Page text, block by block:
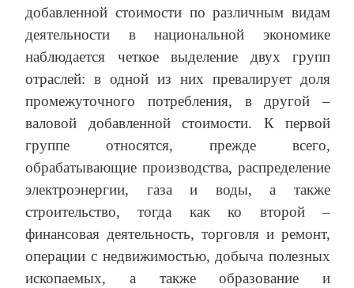
добавленной стоимости по различным видам
деятельности в национальной экономике
наблюдается четкое выделение двух групп
отраслей: в одной из них превалирует доля
промежуточного потребления, в другой –
валовой добавленной стоимости. К первой
группе относятся, прежде всего,
обрабатывающие производства, распределение
электроэнергии, газа и воды, а также
строительство, тогда как ко второй –
финансовая деятельность, торговля и ремонт,
операции с недвижимостью, добыча полезных
ископаемых, а также образование и